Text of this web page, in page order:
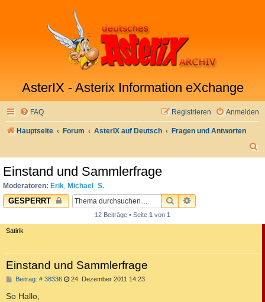
AsterIX - Asterix Information eXchange
FAQ Anmelden
Registrieren
Hauptseite Forum AsterIX auf Deutsch
Fragen und Antworten
Einstand und Sammlerfrage
Moderatoren: Erik, Michael_S.
GESPERRT SUCHEERWEITERTE
12 Beiträge • Seite 1 von 1
Satirik
Einstand und Sammlerfrage
Beitrag: # 38336B 24. Dezember 2011 14:23
So Hallo,